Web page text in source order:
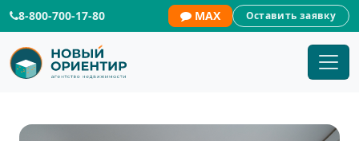
8-800-700-17-80 MAX Оставить заявку